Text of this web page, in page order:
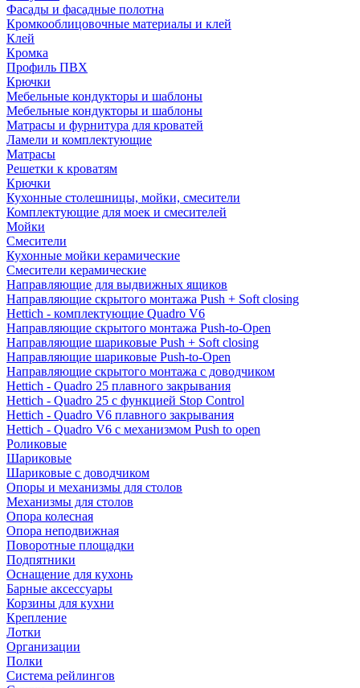
Фасады и фасадные полотна
Кромкооблицовочные материалы и клей
Клей
Кромка
Профиль ПВХ
Крючки
Мебельные кондукторы и шаблоны
Мебельные кондукторы и шаблоны
Матрасы и фурнитура для кроватей
Ламели и комплектующие
Матрасы
Решетки к кроватям
Крючки
Кухонные столешницы, мойки, смесители
Комплектующие для моек и смесителей
Мойки
Смесители
Кухонные мойки керамические
Смесители керамические
Направляющие для выдвижных ящиков
Направляющие скрытого монтажа Push + Soft closing
Hettich - комплектующие Quadro V6
Направляющие скрытого монтажа Push-to-Open
Направляющие шариковые Push + Soft closing
Направляющие шариковые Push-to-Open
Направляющие скрытого монтажа с доводчиком
Hettich - Quadro 25 плавного закрывания
Hettich - Quadro 25 с функцией Stop Control
Hettich - Quadro V6 плавного закрывания
Hettich - Quadro V6 с механизмом Push to open
Роликовые
Шариковые
Шариковые с доводчиком
Опоры и механизмы для столов
Механизмы для столов
Опора колесная
Опора неподвижная
Поворотные площадки
Подпятники
Оснащение для кухонь
Барные аксессуары
Корзины для кухни
Крепление
Лотки
Организации
Полки
Система рейлингов